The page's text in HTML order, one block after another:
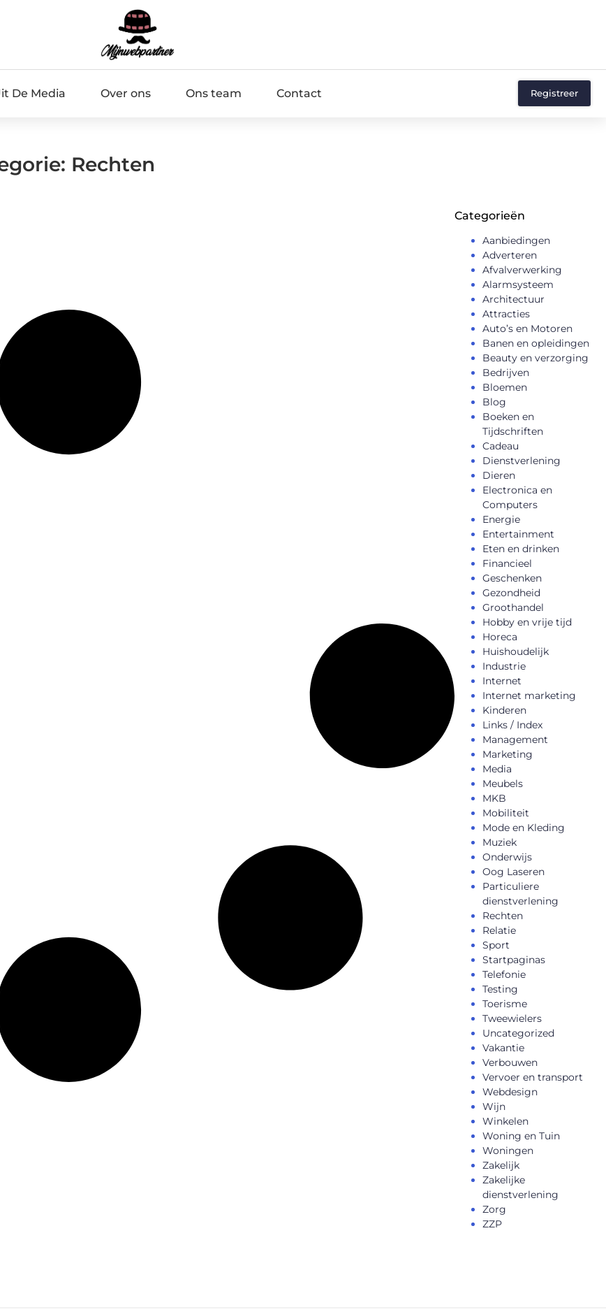
De Media Over ons Ons team Contact Registreer
Rechten
Categorieën
Aanbiedingen
Adverteren
Afvalverwerking
Alarmsysteem
Architectuur
Attracties
Auto’s en Motoren
Banen en opleidingen
Beauty en verzorging
Bedrijven
Bloemen
Blog
Boeken en
Tijdschriften
Cadeau
Dienstverlening
Dieren
Electronica en
Computers
Energie
Entertainment
Eten en drinken
Financieel
Geschenken
Gezondheid
Groothandel
Hobby en vrije tijd
Horeca
Huishoudelijk
Industrie
Internet
Internet marketing
Kinderen
Links / Index
Management
Marketing
Media
Meubels
MKB
Mobiliteit
Mode en Kleding
Muziek
Onderwijs
Oog Laseren
Particuliere
dienstverlening
Rechten
Relatie
Sport
Startpaginas
Telefonie
Testing
Toerisme
Tweewielers
Uncategorized
Vakantie
Verbouwen
Vervoer en transport
Webdesign
Wijn
Winkelen
Woning en Tuin
Woningen
Zakelijk
Zakelijke
dienstverlening
Zorg
ZZP